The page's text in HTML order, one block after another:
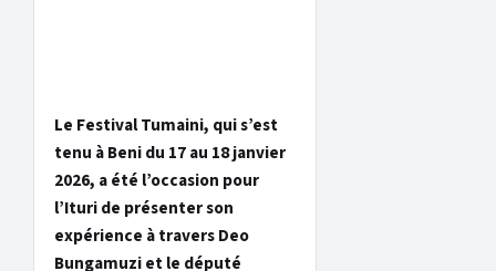
Le Festival Tumaini, qui s’est
tenu à Beni du 17 au 18 janvier
2026, a été l’occasion pour
l’Ituri de présenter son
expérience à travers Deo
Bungamuzi et le député